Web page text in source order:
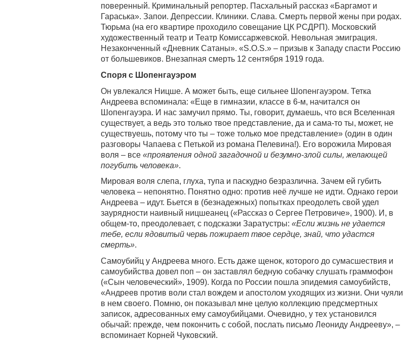
поверенный. Криминальный репортер. Пасхальный рассказ «Баргамот и
Гараська». Запои. Депрессии. Клиники. Слава. Смерть первой жены при родах.
Тюрьма (на его квартире проходило совещание ЦК РСДРП). Московский
художественный театр и Театр Комиссаржевской. Невольная эмиграция.
Незаконченный «Дневник Сатаны». «S.O.S.» – призыв к Западу спасти Россию
от большевиков. Внезапная смерть 12 сентября 1919 года.
Споря с Шопенгауэром
Он увлекался Ницше. А может быть, еще сильнее Шопенгауэром. Тетка
Андреева вспоминала: «Еще в гимназии, классе в 6-м, начитался он
Шопенгауэра. И нас замучил прямо. Ты, говорит, думаешь, что вся Вселенная
существует, а ведь это только твое представление, да и сама-то ты, может, не
существуешь, потому что ты – тоже только мое представление» (один в один
разговоры Чапаева с Петькой из романа Пелевина!). Его ворожила Мировая
воля – все «проявления одной загадочной и безумно-злой силы, желающей
погубить человека».
Мировая воля слепа, глуха, тупа и паскудно безразлична. Зачем ей губить
человека – непонятно. Понятно одно: против неё лучше не идти. Однако герои
Андреева – идут. Бьется в (безнадежных) попытках преодолеть свой удел
заурядности наивный ницшеанец («Рассказ о Сергее Петровиче», 1900). И, в
общем-то, преодолевает, с подсказки Заратустры: «Если жизнь не удается
тебе, если ядовитый червь пожирает твое сердце, знай, что удастся
смерть».
Самоубийц у Андреева много. Есть даже щенок, которого до сумасшествия и
самоубийства довел поп – он заставлял бедную собачку слушать граммофон
(«Сын человеческий», 1909). Когда по России пошла эпидемия самоубийств,
«Андреев против воли стал вождем и апостолом уходящих из жизни. Они чуяли
в нем своего. Помню, он показывал мне целую коллекцию предсмертных
записок, адресованных ему самоубийцами. Очевидно, у тех установился
обычай: прежде, чем покончить с собой, послать письмо Леониду Андрееву», –
вспоминает Корней Чуковский.